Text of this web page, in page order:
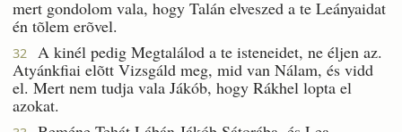
mert gondolom vala, hogy Talán elveszed a te Leányaidat
én tõlem erõvel.
32
A kinél pedig Megtalálod a te isteneidet, ne éljen az.
Atyánkfiai elõtt Vizsgáld meg, mid van Nálam, és vidd
el. Mert nem tudja vala Jákób, hogy Rákhel lopta el
azokat.